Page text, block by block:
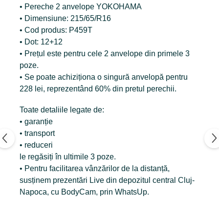
• Pereche 2 anvelope YOKOHAMA
• Dimensiune: 215/65/R16
• Cod produs: P459T
• Dot: 12+12
• Prețul este pentru cele 2 anvelope din primele 3
poze.
• Se poate achiziționa o singură anvelopă pentru
228 lei, reprezentând 60% din pretul perechii.
Toate detaliile legate de:
• garanție
• transport
• reduceri
le regăsiți în ultimile 3 poze.
• Pentru facilitarea vânzărilor de la distanță,
susținem prezentări Live din depozitul central Cluj-
Napoca, cu BodyCam, prin WhatsUp.